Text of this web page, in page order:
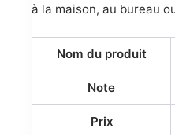
à la maison, au bureau
Nom du produit
Note
Prix